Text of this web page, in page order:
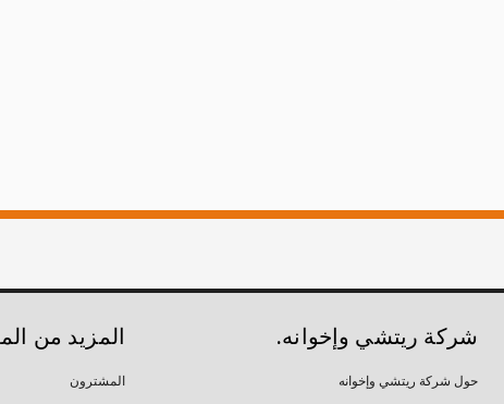
شركة ريتشي وإخوانه.
حول شركة ريتشي وإخوانه
المزيد من
المشترون